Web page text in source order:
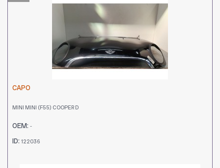
CAPO
MINI MINI (F55) COOPER D
OEM: -
ID: 122036